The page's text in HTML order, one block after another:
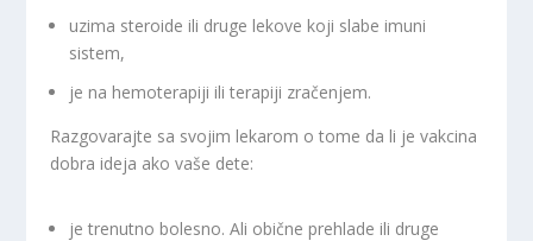
uzima steroide ili druge lekove koji slabe imuni
sistem,
je na hemoterapiji ili terapiji zračenjem.
Razgovarajte sa svojim lekarom o tome da li je vakcina
dobra ideja ako vaše dete:
je trenutno bolesno. Ali obične prehlade ili druge